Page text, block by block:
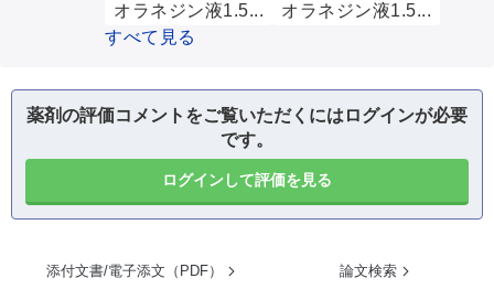
オラネジン液1.5...
オラネジン液1.5...
すべて見る
薬剤の評価コメントをご覧いただくにはログインが必要
です。
ログインして評価を見る
添付文書/電子添文（PDF） 論文検索